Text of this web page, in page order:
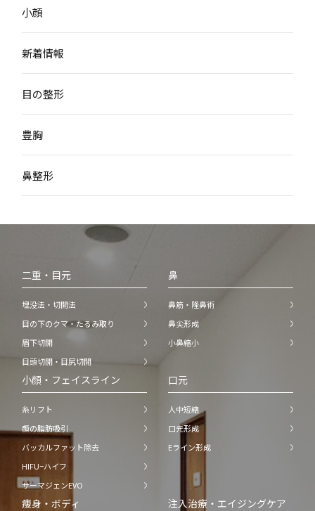
小顔
新着情報
目の整形
豊胸
鼻整形
二重・目元
埋没法・切開法
目の下のクマ・たるみ取り
眉下切開
目頭切開・目尻切開
鼻
鼻筋・隆鼻術
鼻尖形成
小鼻縮小
小顔・フェイスライン
糸リフト
顔の脂肪吸引
バッカルファット除去
HIFU−ハイフ
サーマジェンEVO
口元
人中短縮
口元形成
Eライン形成
痩身・ボディ 注入治療・エイジングケア